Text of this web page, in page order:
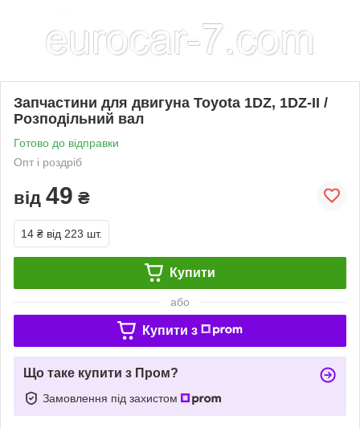
Запчастини для двигуна Toyota 1DZ, 1DZ-II /
Розподільний вал
Готово до відправки
Опт і роздріб
від 49 ₴
14 ₴ від 223 шт.
Купити
або
Купити з
Що таке купити з Пром?
Замовлення під захистом